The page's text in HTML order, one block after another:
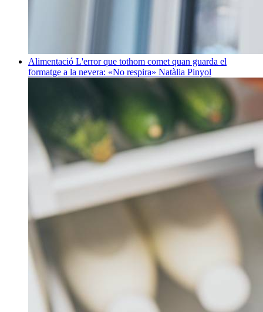
Alimentació L'error que tothom comet quan guarda el
formatge a la nevera: «No respira» Natàlia Pinyol